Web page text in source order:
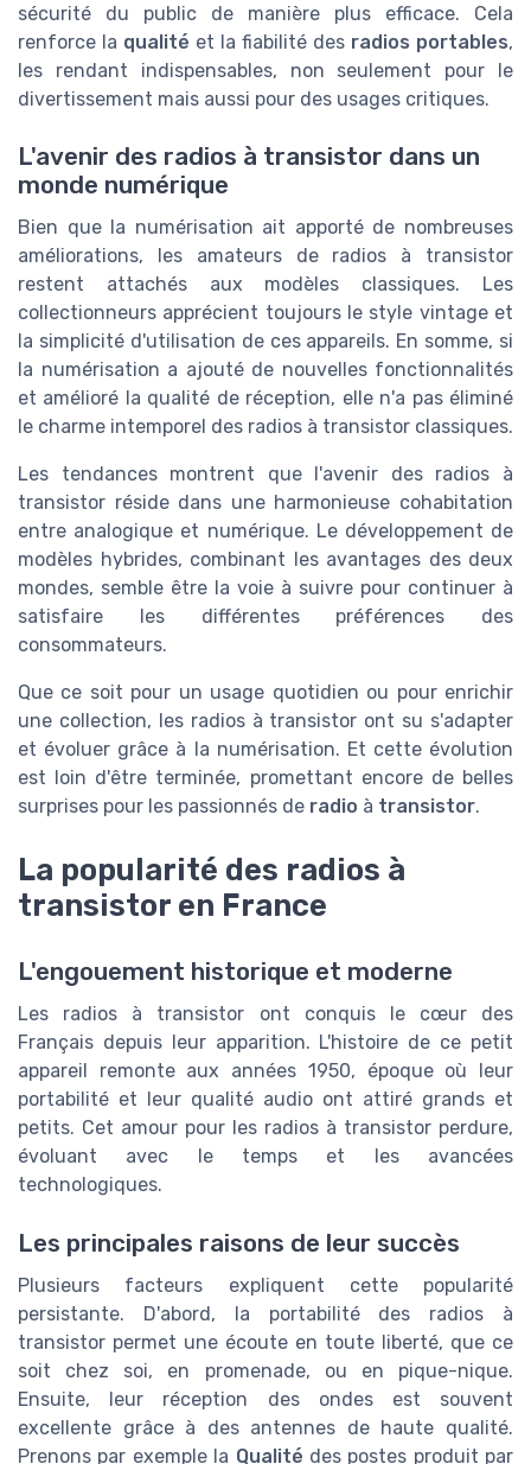
sécurité du public de manière plus efficace. Cela
renforce la qualité et la fiabilité des radios portables,
les rendant indispensables, non seulement pour le
divertissement mais aussi pour des usages critiques.
L'avenir des radios à transistor dans un
monde numérique
Bien que la numérisation ait apporté de nombreuses
améliorations, les amateurs de radios à transistor
restent attachés aux modèles classiques. Les
collectionneurs apprécient toujours le style vintage et
la simplicité d'utilisation de ces appareils. En somme, si
la numérisation a ajouté de nouvelles fonctionnalités
et amélioré la qualité de réception, elle n'a pas éliminé
le charme intemporel des radios à transistor classiques.
Les tendances montrent que l'avenir des radios à
transistor réside dans une harmonieuse cohabitation
entre analogique et numérique. Le développement de
modèles hybrides, combinant les avantages des deux
mondes, semble être la voie à suivre pour continuer à
satisfaire les différentes préférences des
consommateurs.
Que ce soit pour un usage quotidien ou pour enrichir
une collection, les radios à transistor ont su s'adapter
et évoluer grâce à la numérisation. Et cette évolution
est loin d'être terminée, promettant encore de belles
surprises pour les passionnés de radio à transistor.
La popularité des radios à
transistor en France
L'engouement historique et moderne
Les radios à transistor ont conquis le cœur des
Français depuis leur apparition. L'histoire de ce petit
appareil remonte aux années 1950, époque où leur
portabilité et leur qualité audio ont attiré grands et
petits. Cet amour pour les radios à transistor perdure,
évoluant avec le temps et les avancées
technologiques.
Les principales raisons de leur succès
Plusieurs facteurs expliquent cette popularité
persistante. D'abord, la portabilité des radios à
transistor permet une écoute en toute liberté, que ce
soit chez soi, en promenade, ou en pique-nique.
Ensuite, leur réception des ondes est souvent
excellente grâce à des antennes de haute qualité.
Prenons par exemple la Qualité des postes produit par